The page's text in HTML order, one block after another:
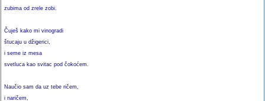
zubima od zrele zobi.
Čuješ kako mi vinogradi
štucaju u džigerici,
i seme iz mesa
svetluca kao svitac pod čokoćem.
Naučio sam da uz tebe ričem,
i naričem,